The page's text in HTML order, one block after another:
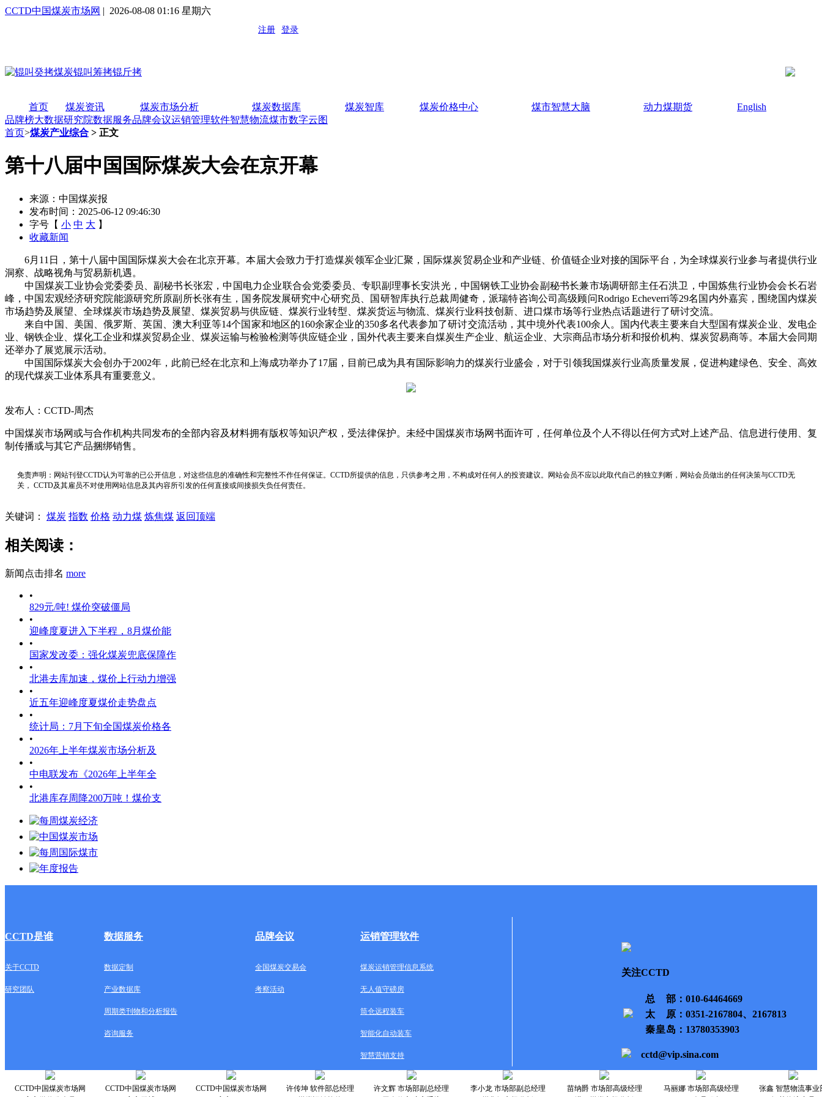
CCTD中国煤炭市场网 | 2026-08-08 01:16 星期六
首页 煤炭资讯 煤炭市场分析 煤炭数据库 煤炭智库 煤炭价格中心 煤市智慧大脑 动力煤期货
English
品牌榜大数据研究院数据服务品牌会议运销管理软件智慧物流煤市数字云图
首页>煤炭产业综合 > 正文
第十八届中国国际煤炭大会在京开幕
来源：中国煤炭报
发布时间：2025-06-12 09:46:30
字号【 小 中 大 】
收藏新闻
6月11日，第十八届中国国际煤炭大会在北京开幕。本届大会致力于打造煤炭领军企业汇聚，国际煤炭贸易企业和产业链、价值链企业对接的国际平台，为全球煤炭行业参与者提供行业
洞察、战略视角与贸易新机遇。
中国煤炭工业协会党委委员、副秘书长张宏，中国电力企业联合会党委委员、专职副理事长安洪光，中国钢铁工业协会副秘书长兼市场调研部主任石洪卫，中国炼焦行业协会会长石岩
峰，中国宏观经济研究院能源研究所原副所长张有生，国务院发展研究中心研究员、国研智库执行总裁周健奇，派瑞特咨询公司高级顾问Rodrigo Echeverri等29名国内外嘉宾，围绕国内煤炭
市场趋势及展望、全球煤炭市场趋势及展望、煤炭贸易与供应链、煤炭行业转型、煤炭货运与物流、煤炭行业科技创新、进口煤市场等行业热点话题进行了研讨交流。
来自中国、美国、俄罗斯、英国、澳大利亚等14个国家和地区的160余家企业的350多名代表参加了研讨交流活动，其中境外代表100余人。国内代表主要来自大型国有煤炭企业、发电企
业、钢铁企业、煤化工企业和煤炭贸易企业、煤炭运输与检验检测等供应链企业，国外代表主要来自煤炭生产企业、航运企业、大宗商品市场分析和报价机构、煤炭贸易商等。本届大会同期
还举办了展览展示活动。
中国国际煤炭大会创办于2002年，此前已经在北京和上海成功举办了17届，目前已成为具有国际影响力的煤炭行业盛会，对于引领我国煤炭行业高质量发展，促进构建绿色、安全、高效
的现代煤炭工业体系具有重要意义。
发布人：CCTD-周杰
中国煤炭市场网或与合作机构共同发布的全部内容及材料拥有版权等知识产权，受法律保护。未经中国煤炭市场网书面许可，任何单位及个人不得以任何方式对上述产品、信息进行使用、复
制传播或与其它产品捆绑销售。
免责声明：网站刊登CCTD认为可靠的已公开信息，对这些信息的准确性和完整性不作任何保证。CCTD所提供的信息，只供参考之用，不构成对任何人的投资建议。网站会员不应以此取代自己的独立判断，网站会员做出的任何决策与CCTD无
关， CCTD及其雇员不对使用网站信息及其内容所引发的任何直接或间接损失负任何责任。
关键词： 煤炭 指数 价格 动力煤 炼焦煤 返回顶端
相关阅读：
新闻点击排名 more
•
829元/吨! 煤价突破僵局
•
迎峰度夏进入下半程，8月煤价能
•
国家发改委：强化煤炭兜底保障作
•
北港去库加速，煤价上行动力增强
•
近五年迎峰度夏煤价走势盘点
•
统计局：7月下旬全国煤炭价格各
•
2026年上半年煤炭市场分析及
•
中电联发布《2026年上半年全
•
北港库存周降200万吨！煤价支
CCTD是谁 数据服务 品牌会议 运销管理软件
关于CCTD 数据定制 全国煤炭交易会 煤炭运销管理信息系统
研究团队 产业数据库 考察活动 无人值守磅房
周期类刊物和分析报告 筒仓远程装车
咨询服务 智能化自动装车
智慧营销支持
关注CCTD
总部 ：010-64464669
太原 ：0351-2167804、2167813
秦皇岛 ：13780353903
cctd@vip.sina.com
CCTD中国煤炭市场网
CCTD中国煤炭市场网
CCTD中国煤炭市场网
许传坤 软件部总经理
许文辉 市场部副总经理
李小龙 市场部副总经理
苗纳爵 市场部高级经理
马丽娜 市场部高级经理
张鑫 智慧物流事业